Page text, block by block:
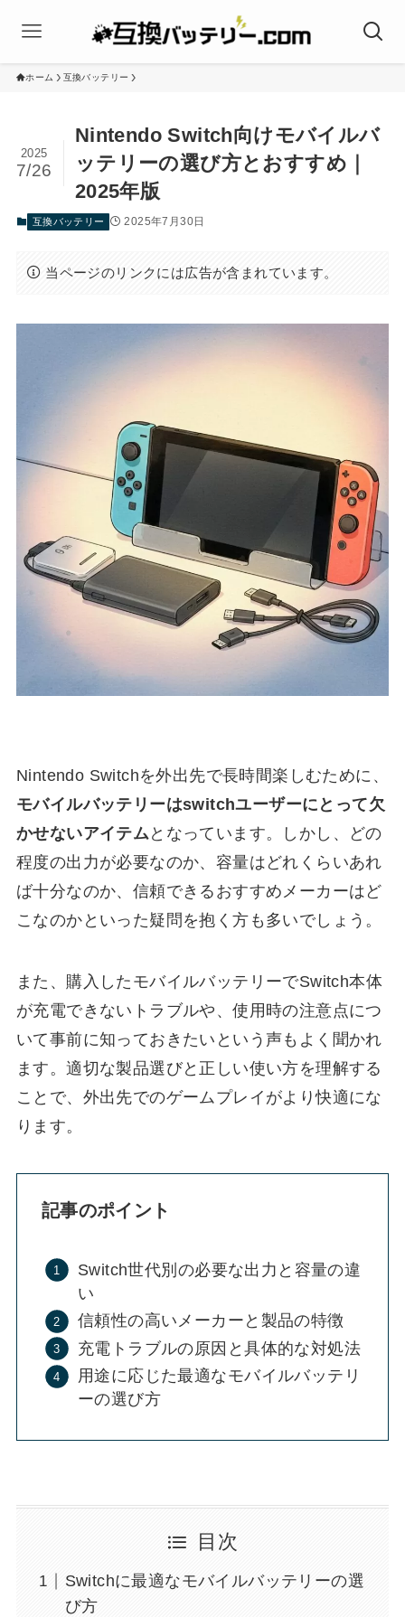
ホーム 互換バッテリー
Nintendo Switch向けモバイルバ
ッテリーの選び方とおすすめ｜
2025年版
2025
7/26
互換バッテリー 2025年7月30日
当ページのリンクには広告が含まれています。
Nintendo Switchを外出先で長時間楽しむために、
モバイルバッテリーはswitchユーザーにとって欠
かせないアイテムとなっています。しかし、どの
程度の出力が必要なのか、容量はどれくらいあれ
ば十分なのか、信頼できるおすすめメーカーはど
こなのかといった疑問を抱く方も多いでしょう。
また、購入したモバイルバッテリーでSwitch本体
が充電できないトラブルや、使用時の注意点につ
いて事前に知っておきたいという声もよく聞かれ
ます。適切な製品選びと正しい使い方を理解する
ことで、外出先でのゲームプレイがより快適にな
ります。
記事のポイント
Switch世代別の必要な出力と容量の違
い
信頼性の高いメーカーと製品の特徴
充電トラブルの原因と具体的な対処法
用途に応じた最適なモバイルバッテリ
ーの選び方
目次
Switchに最適なモバイルバッテリーの選
び方